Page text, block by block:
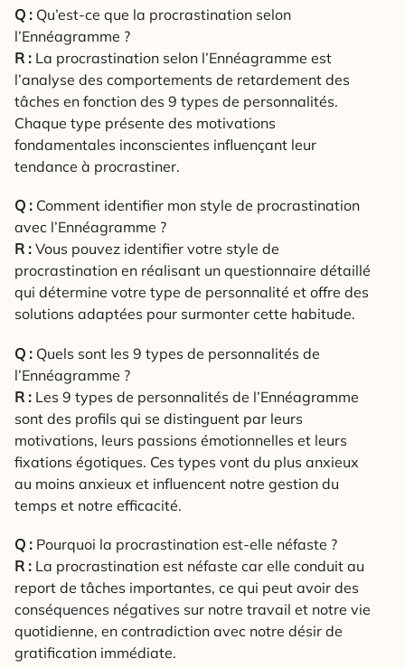
Q : Qu’est-ce que la procrastination selon
l’Ennéagramme ?
R : La procrastination selon l’Ennéagramme est
l’analyse des comportements de retardement des
tâches en fonction des 9 types de personnalités.
Chaque type présente des motivations
fondamentales inconscientes influençant leur
tendance à procrastiner.
Q : Comment identifier mon style de procrastination
avec l’Ennéagramme ?
R : Vous pouvez identifier votre style de
procrastination en réalisant un questionnaire détaillé
qui détermine votre type de personnalité et offre des
solutions adaptées pour surmonter cette habitude.
Q : Quels sont les 9 types de personnalités de
l’Ennéagramme ?
R : Les 9 types de personnalités de l’Ennéagramme
sont des profils qui se distinguent par leurs
motivations, leurs passions émotionnelles et leurs
fixations égotiques. Ces types vont du plus anxieux
au moins anxieux et influencent notre gestion du
temps et notre efficacité.
Q : Pourquoi la procrastination est-elle néfaste ?
R : La procrastination est néfaste car elle conduit au
report de tâches importantes, ce qui peut avoir des
conséquences négatives sur notre travail et notre vie
quotidienne, en contradiction avec notre désir de
gratification immédiate.